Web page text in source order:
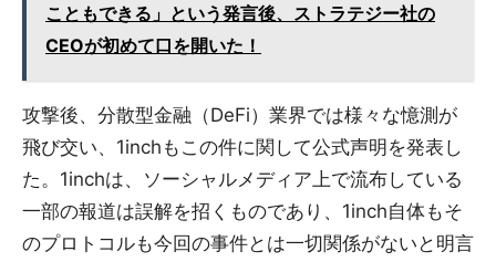
こともできる」という発言後、ストラテジー社の
CEOが初めて口を開いた！
攻撃後、分散型金融（DeFi）業界では様々な憶測が
飛び交い、1inchもこの件に関して公式声明を発表し
た。1inchは、ソーシャルメディア上で流布している
一部の報道は誤解を招くものであり、1inch自体もそ
のプロトコルも今回の事件とは一切関係がないと明言